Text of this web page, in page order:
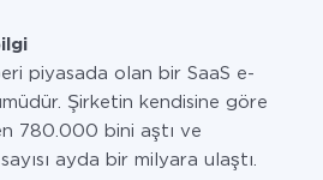
piyasada olan bir SaaS e-
Şirketin kendisine göre
780.000 bini aştı ve
ayda bir milyara ulaştı.